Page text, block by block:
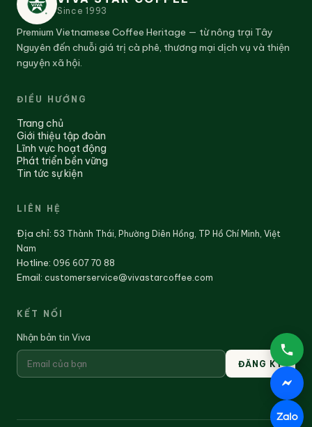
Since1993
Premium Vietnamese Coffee Heritage — từ nông trại Tây
Nguyên đến chuỗi giá trị cà phê, thương mại dịch vụ và thiện
nguyện xã hội.
ĐIỀU HƯỚNG
Trang chủ
Giới thiệu tập đoàn
Lĩnh vực hoạt động
Phát triển bền vững
Tin tức sự kiện
LIÊN HỆ
Địa chỉ: 53 Thành Thái, Phường Diên Hồng, TP Hồ Chí Minh, Việt
Nam
Hotline: 096 607 70 88
Email: customerservice@vivastarcoffee.com
KẾT NỐI
Nhận bản tin Viva
ĐĂNG KÝ